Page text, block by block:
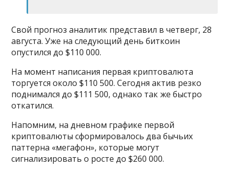
Свой прогноз аналитик представил в четверг, 28
августа. Уже на следующий день биткоин
опустился до $110 000.
На момент написания первая криптовалюта
торгуется около $110 500. Сегодня актив резко
поднимался до $111 500, однако так же быстро
откатился.
Напомним, на дневном графике первой
криптовалюты сформировалось два бычьих
паттерна «мегафон», которые могут
сигнализировать о росте до $260 000.